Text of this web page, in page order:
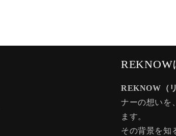
REKNOW
REKNOW（
ナーの想いを
ます。
その背景を知